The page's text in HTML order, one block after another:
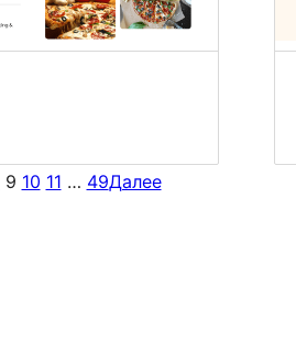
9 10 11 … 49Далее